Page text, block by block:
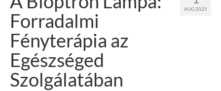
AUG 2025
Forradalmi
Fényterápia az
Egészséged
Szolgálatában